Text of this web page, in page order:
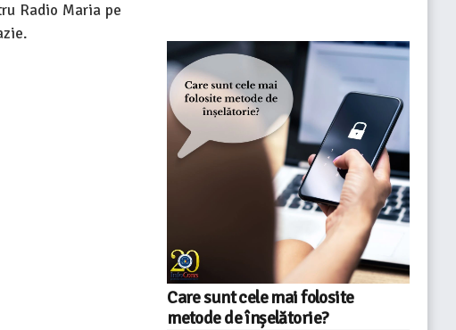
Radio Maria pe
Care sunt cele mai folosite
metode de înșelătorie?